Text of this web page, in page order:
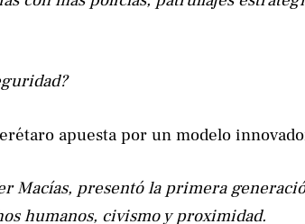
apuesta por un modelo
Macías, presentó la primera
humanos, civismo y proximidad.